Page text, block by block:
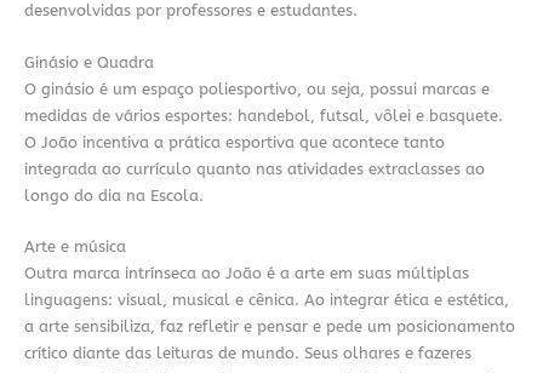
desenvolvidas por professores e estudantes.
Ginásio e Quadra
O ginásio é um espaço poliesportivo, ou seja, possui marcas e
medidas de vários esportes: handebol, futsal, vôlei e basquete.
O João incentiva a prática esportiva que acontece tanto
integrada ao currículo quanto nas atividades extraclasses ao
longo do dia na Escola.
Arte e música
Outra marca intrínseca ao João é a arte em suas múltiplas
linguagens: visual, musical e cênica. Ao integrar ética e estética,
a arte sensibiliza, faz refletir e pensar e pede um posicionamento
crítico diante das leituras de mundo. Seus olhares e fazeres